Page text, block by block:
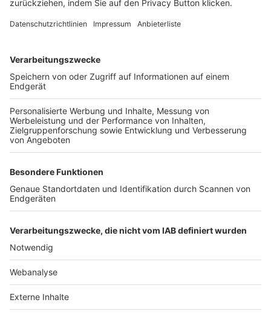
FOLGE DEM BFV
TOP-VEREINE
TOP-PARTNER
Nutzungsbedingungen Datenschutz Impressum